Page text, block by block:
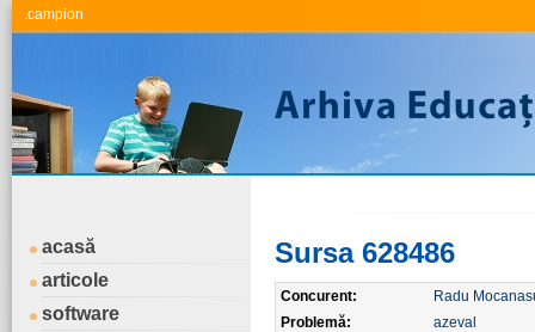
.campion
acasă
articole
software
Sursa 628486
Concurent:
Radu
Problemă:
azeval